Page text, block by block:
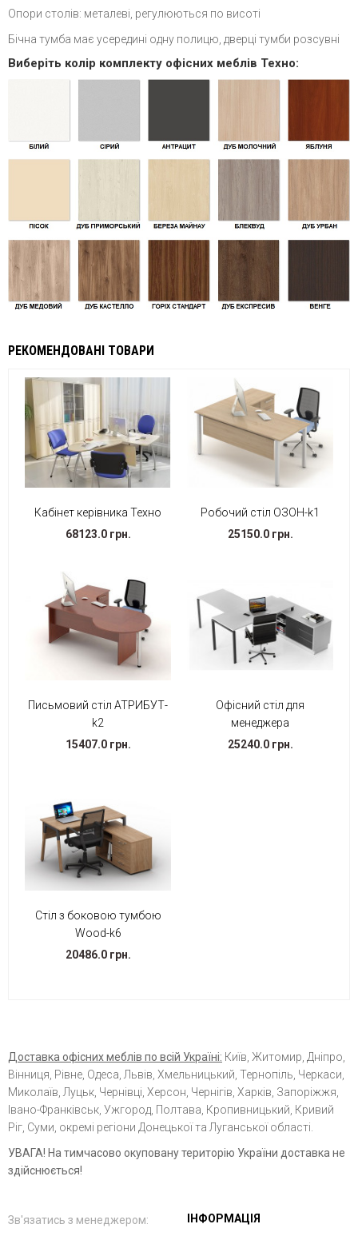
Опори столів: металеві, регулюються по висоті
Бічна тумба має усередині одну полицю, дверці тумби розсувні
Виберіть колір комплекту офісних меблів Техно:
РЕКОМЕНДОВАНІ ТОВАРИ
Кабінет керівника Техно
68123.0 грн.
Робочий стіл ОЗОН-k1
25150.0 грн.
Письмовий стіл АТРИБУТ-
k2
15407.0 грн.
Офісний стіл для
менеджера
25240.0 грн.
Стіл з боковою тумбою
Wood-k6
20486.0 грн.
Доставка офісних меблів по всій Україні: Київ, Житомир, Дніпро,
Вінниця, Рівне, Одеса, Львів, Хмельницький, Тернопіль, Черкаси,
Миколаїв, Луцьк, Чернівці, Херсон, Чернігів, Харків, Запоріжжя,
Івано-Франківськ, Ужгород, Полтава, Кропивницький, Кривий
Ріг, Суми, окремі регіони Донецької та Луганської області.
УВАГА! На тимчасово окуповану територію України доставка не
здійснюється!
Зв'язатись з менеджером: ІНФОРМАЦІЯ